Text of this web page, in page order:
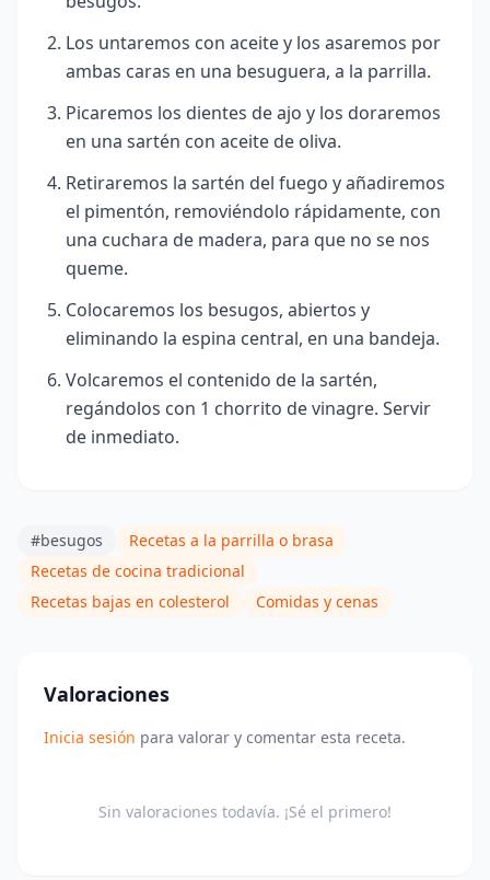
Los untaremos con aceite y los asaremos por
ambas caras en una besuguera, a la parrilla.
Picaremos los dientes de ajo y los doraremos
en una sartén con aceite de oliva.
Retiraremos la sartén del fuego y añadiremos
el pimentón, removiéndolo rápidamente, con
una cuchara de madera, para que no se nos
queme.
Colocaremos los besugos, abiertos y
eliminando la espina central, en una bandeja.
Volcaremos el contenido de la sartén,
regándolos con 1 chorrito de vinagre. Servir
de inmediato.
#besugos
Recetas a la parrilla o brasa
Recetas de cocina tradicional
Recetas bajas en colesterol
Comidas y cenas
Valoraciones
Inicia sesión para valorar y comentar esta receta.
Sin valoraciones todavía. ¡Sé el primero!